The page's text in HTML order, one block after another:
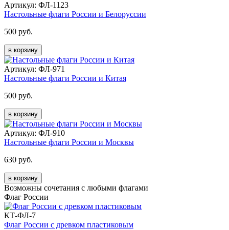
Артикул: ФЛ-1123
Настольные флаги России и Белоруссии
500 руб.
в корзину
Артикул: ФЛ-971
Настольные флаги России и Китая
500 руб.
в корзину
Артикул: ФЛ-910
Настольные флаги России и Москвы
630 руб.
в корзину
Возможны сочетания с любыми флагами
Флаг России
КТ-ФЛ-7
Флаг России с древком пластиковым